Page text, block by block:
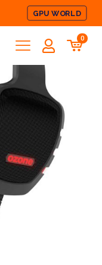
GPU WORLD
0